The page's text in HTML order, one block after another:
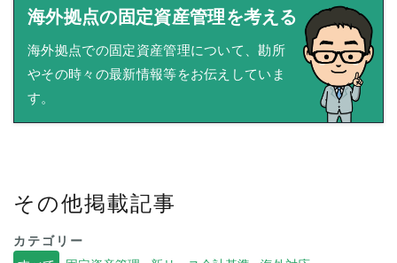
海外拠点の固定資産管理を考える
海外拠点での固定資産管理について、勘所
やその時々の最新情報等をお伝えしていま
す。
その他掲載記事
カテゴリー